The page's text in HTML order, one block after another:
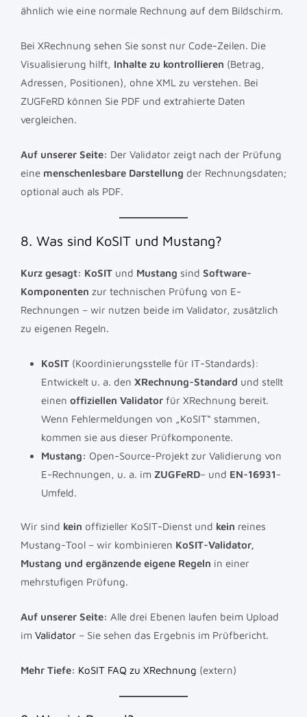
ähnlich wie eine normale Rechnung auf dem Bildschirm.
Bei XRechnung sehen Sie sonst nur Code-Zeilen. Die
Visualisierung hilft, Inhalte zu kontrollieren (Betrag,
Adressen, Positionen), ohne XML zu verstehen. Bei
ZUGFeRD können Sie PDF und extrahierte Daten
vergleichen.
Auf unserer Seite: Der Validator zeigt nach der Prüfung
eine menschenlesbare Darstellung der Rechnungsdaten;
optional auch als PDF.
8. Was sind KoSIT und Mustang?
Kurz gesagt: KoSIT und Mustang sind Software-
Komponenten zur technischen Prüfung von E-
Rechnungen – wir nutzen beide im Validator, zusätzlich
zu eigenen Regeln.
KoSIT (Koordinierungsstelle für IT-Standards):
Entwickelt u. a. den XRechnung-Standard und stellt
einen offiziellen Validator für XRechnung bereit.
Wenn Fehlermeldungen von „KoSIT“ stammen,
kommen sie aus dieser Prüfkomponente.
Mustang: Open-Source-Projekt zur Validierung von
E-Rechnungen, u. a. im ZUGFeRD– und EN-16931-
Umfeld.
Wir sind kein offizieller KoSIT-Dienst und kein reines
Mustang-Tool – wir kombinieren KoSIT-Validator,
Mustang und ergänzende eigene Regeln in einer
mehrstufigen Prüfung.
Auf unserer Seite: Alle drei Ebenen laufen beim Upload
im Validator – Sie sehen das Ergebnis im Prüfbericht.
Mehr Tiefe: KoSIT FAQ zu XRechnung (extern)